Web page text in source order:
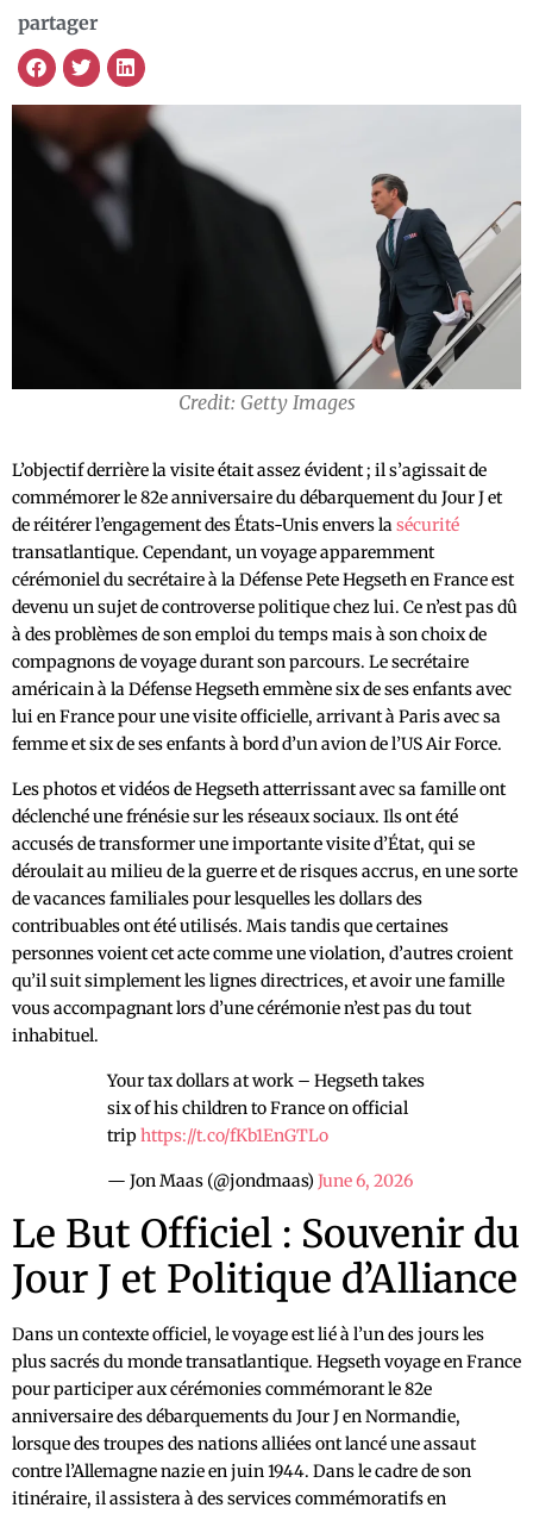
partager
Credit: Getty Images
L’objectif derrière la visite était assez évident ; il s’agissait de
commémorer le 82e anniversaire du débarquement du Jour J et
de réitérer l’engagement des États-Unis envers lasécurité
transatlantique. Cependant, un voyage apparemment
cérémoniel du secrétaire à la Défense Pete Hegseth en France est
devenu un sujet de controverse politique chez lui. Ce n’est pas dû
à des problèmes de son emploi du temps mais à son choix de
compagnons de voyage durant son parcours. Le secrétaire
américain à la Défense Hegseth emmène six de ses enfants avec
lui en France pour une visite officielle, arrivant à Paris avec sa
femme et six de ses enfants à bord d’un avion de l’US Air Force.
Les photos et vidéos de Hegseth atterrissant avec sa famille ont
déclenché une frénésie sur les réseaux sociaux. Ils ont été
accusés de transformer une importante visite d’État, qui se
déroulait au milieu de la guerre et de risques accrus, en une sorte
de vacances familiales pour lesquelles les dollars des
contribuables ont été utilisés. Mais tandis que certaines
personnes voient cet acte comme une violation, d’autres croient
qu’il suit simplement les lignes directrices, et avoir une famille
vous accompagnant lors d’une cérémonie n’est pas du tout
inhabituel.
Your tax dollars at work – Hegseth takes
six of his children to France on official
trip https://t.co/fKb1EnGTLo
— Jon Maas (@jondmaas) June 6, 2026
Le But Officiel : Souvenir du
Jour J et Politique d’Alliance
Dans un contexte officiel, le voyage est lié à l’un des jours les
plus sacrés du monde transatlantique. Hegseth voyage en France
pour participer aux cérémonies commémorant le 82e
anniversaire des débarquements du Jour J en Normandie,
lorsque des troupes des nations alliées ont lancé une assaut
contre l’Allemagne nazie en juin 1944. Dans le cadre de son
itinéraire, il assistera à des services commémoratifs en